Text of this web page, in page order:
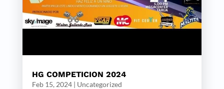
HG COMPETICION 2024
Feb 15, 2024| Uncategorized